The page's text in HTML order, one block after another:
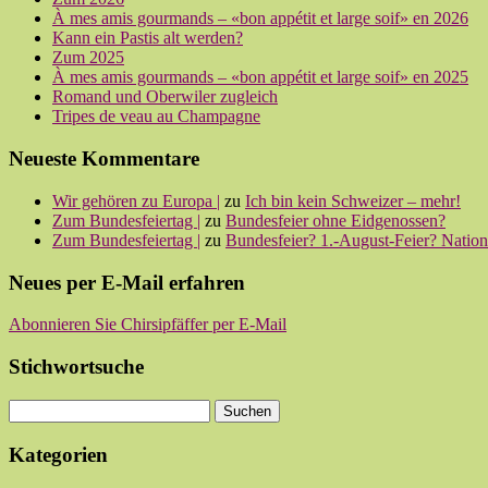
À mes amis gourmands – «bon appétit et large soif» en 2026
Kann ein Pastis alt werden?
Zum 2025
À mes amis gourmands – «bon appétit et large soif» en 2025
Romand und Oberwiler zugleich
Tripes de veau au Champagne
Neueste Kommentare
Wir gehören zu Europa | zu Ich bin kein Schweizer – mehr!
Zum Bundesfeiertag | zu Bundesfeier ohne Eidgenossen?
Zum Bundesfeiertag | zu Bundesfeier? 1.-August-Feier?
Neues per E-Mail erfahren
Abonnieren Sie Chirsipfäffer per E-Mail
Stichwortsuche
Kategorien